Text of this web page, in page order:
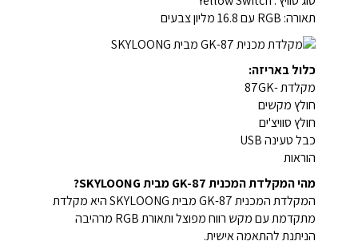
תאורה: RGB עם 16.8 מליון צבעים
כלול באריזה:
מקלדת -87GK
חולץ מקשים
חולץ סוויצ'ים
כבל טעינה USB
הוראות
מהי המקלדת המכנית GK-87 מבית SKYLOONG?
המקלדת המכנית GK-87 מבית SKYLOONG היא מקלדת
מתקדמת עם מקש רווח מפוצל ותאורת RGB מרהיבה
הניתנת להתאמה אישית.